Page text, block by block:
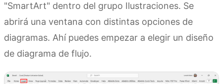
"SmartArt" dentro del grupo Ilustraciones. Se
abrirá una ventana con distintas opciones de
diagramas. Ahí puedes empezar a elegir un diseño
de diagrama de flujo.